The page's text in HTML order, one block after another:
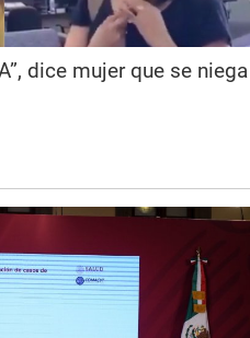
dice mujer que se niega